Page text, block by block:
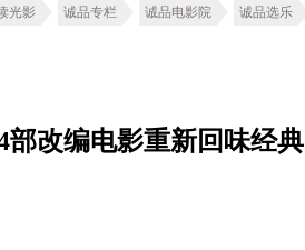
光影 诚品专栏 诚品电影院 诚品选乐
部改编电影重新回味经典